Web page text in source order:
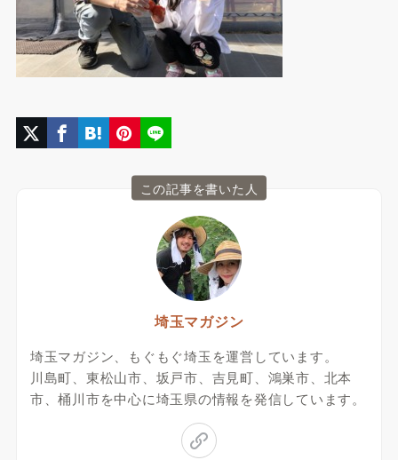
この記事を書いた人
埼玉マガジン
埼玉マガジン、もぐもぐ埼玉を運営しています。
川島町、東松山市、坂戸市、吉見町、鴻巣市、北本
市、桶川市を中心に埼玉県の情報を発信しています。